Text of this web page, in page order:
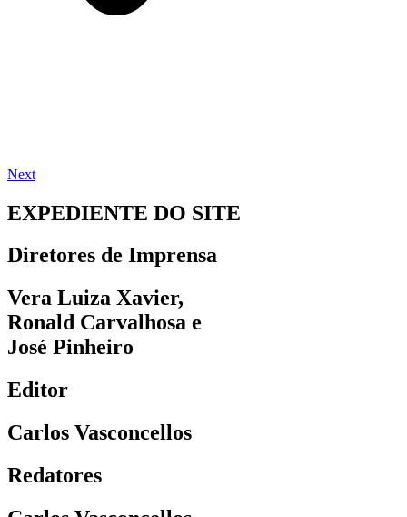
Next
EXPEDIENTE DO SITE
Diretores de Imprensa
Vera Luiza Xavier,
Ronald Carvalhosa e
José Pinheiro
Editor
Carlos Vasconcellos
Redatores